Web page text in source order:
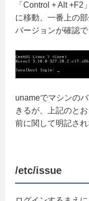
「Control + Alt
に移動、一番上の
バージョンが確認で
unameでマシンの
きるが、上記のと
前に関して明記さ
/etc/issue